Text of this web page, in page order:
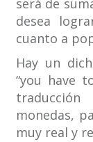
será de
desea
cuanto a
Hay un
“you have
monedas,
muy real y